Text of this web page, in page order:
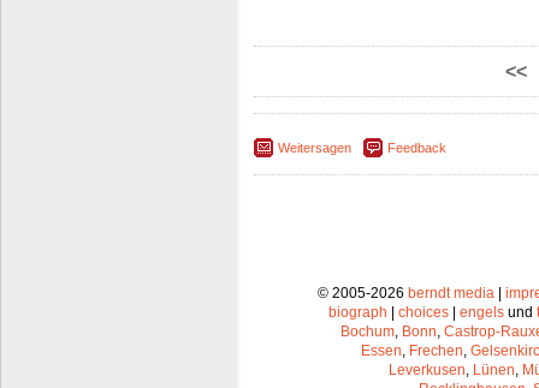
<<
Weitersagen Feedback
© 2005-2026 berndt media|
biograph
choices engels und
Bochum, Bonn, Castrop-
Essen, Frechen,
Leverkusen, Lünen,